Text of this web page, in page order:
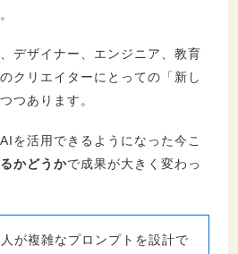
デザイナー、エンジニア、教育
クリエイターにとっての「新し
つあります。
を活用できるようになった今こ
かどうかで成果が大きく変わっ
が複雑なプロンプトを設計で